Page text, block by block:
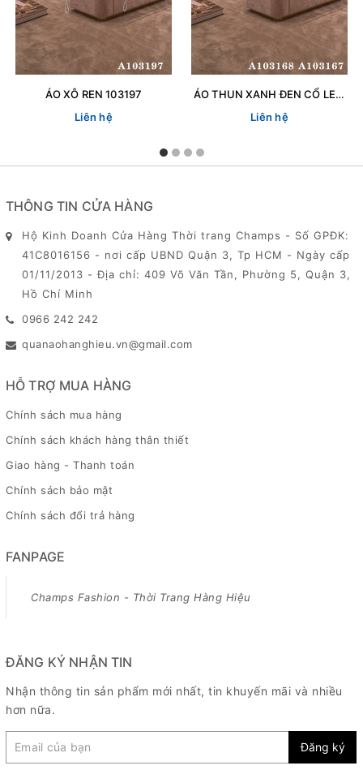
ÁO XÔ REN 103197
Liên hệ
ÁO THUN XANH ĐEN CỔ LEN 103167
Liên hệ
THÔNG TIN CỬA HÀNG
Hộ Kinh Doanh Cửa Hàng Thời trang Champs - Số GPĐK:
41C8016156 - nơi cấp UBND Quận 3, Tp HCM - Ngày cấp
01/11/2013 - Địa chỉ: 409 Võ Văn Tần, Phường 5, Quận 3,
Hồ Chí Minh
0966 242 242
quanaohanghieu.vn@gmail.com
HỖ TRỢ MUA HÀNG
Chính sách mua hàng
Chính sách khách hàng thân thiết
Giao hàng - Thanh toán
Chính sách bảo mật
Chính sách đổi trả hàng
FANPAGE
Champs Fashion - Thời Trang Hàng Hiệu
ĐĂNG KÝ NHẬN TIN
Nhận thông tin sản phẩm mới nhất, tin khuyến mãi và nhiều
hơn nữa.
Đăng ký